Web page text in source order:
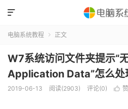

电脑系统教程  正文
W7系统访问文件夹提示“无
Application Data”怎么处
2019-06-13 阅读(2903) 评论(0) 